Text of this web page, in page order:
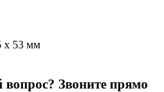
х 53 мм
вопрос? Звоните прямо